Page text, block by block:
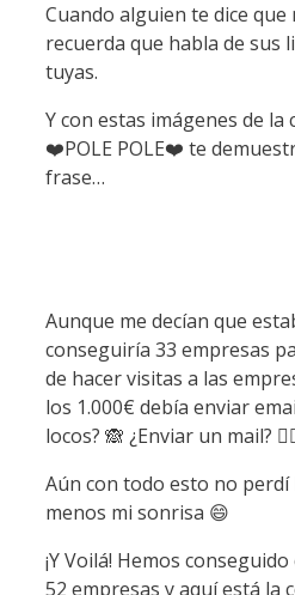
Cuando alguien te dice
recuerda que habla de sus
tuyas.
Y con estas imágenes de la
❤️POLE POLE❤️ te
frase…
Aunque me decían que
conseguiría 33 empresas
de hacer visitas a las
los 1.000€ debía enviar
locos? 🙈 ¿Enviar un mail?
Aún con todo esto no perdí
menos mi sonrisa 😄
¡Y Voilá! Hemos
52 empresas y aquí está la